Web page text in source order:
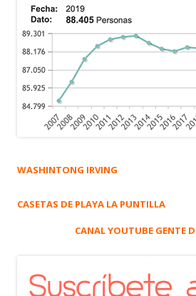
WASHINTONG IRVING
CASETAS DE PLAYA LA PUNTILLA
CANAL YOUTUBE GENTE